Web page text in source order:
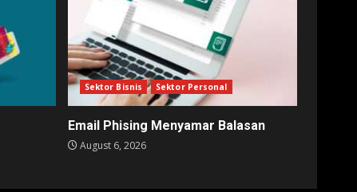
Sektor Bisnis Sektor Personal
Email Phising Menyamar Balasan
August 6, 2026